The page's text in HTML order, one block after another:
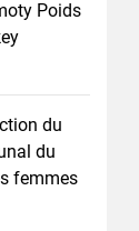
Poids
du
du
femmes